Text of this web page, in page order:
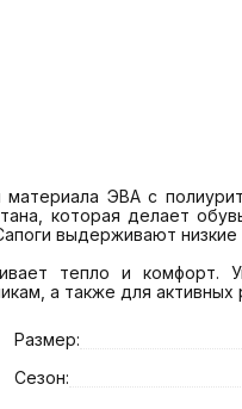
материала ЭВА с
которая делает
выдерживают
тепло и комфорт.
а также для
Размер:
Сезон: